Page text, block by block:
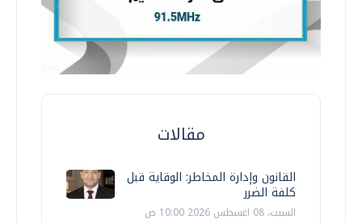
مقالات
القانون وإدارة المخاطر: الوقاية قبل
كلفة الضرر
السبت، 08 اغسطس 2026 10:00 ص